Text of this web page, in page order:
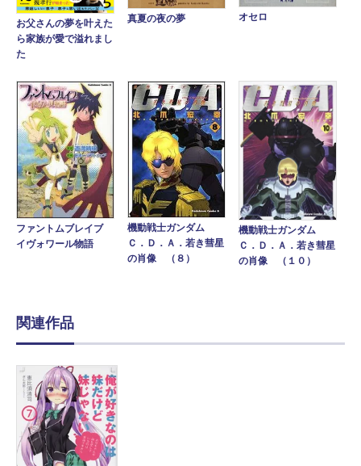
お父さんの夢を叶えた
ら家族が愛で溢れまし
た
真夏の夜の夢 オセロ
ファントムブレイブ
イヴォワール物語
機動戦士ガンダム
Ｃ．Ｄ．Ａ．若き彗星
の肖像 （８）
機動戦士ガンダム
Ｃ．Ｄ．Ａ．若き彗星
の肖像 （１０）
関連作品